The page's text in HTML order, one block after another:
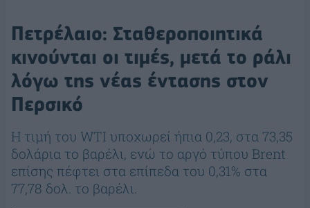
Πετρέλαιο: Σταθεροποιητικά
κινούνται οι τιμές, μετά το ράλι
λόγω της νέας έντασης στον
Περσικό
H τιμή του WTI υποχωρεί ήπια 0,23, στα 73,35
δολάρια το βαρέλι, ενώ το αργό τύπου Brent
επίσης πέφτει στα επίπεδα του 0,31% στα
77,78 δολ. το βαρέλι.